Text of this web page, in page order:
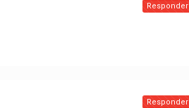
Responder
Responder